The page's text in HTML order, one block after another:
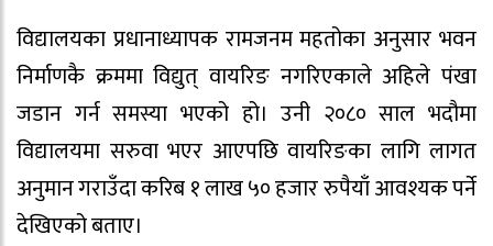
विद्यालयका प्रधानाध्यापक रामजनम महतोका अनुसार भवन
निर्माणकै क्रममा विद्युत् वायरिङ नगरिएकाले अहिले पंखा
जडान गर्न समस्या भएको हो। उनी २०८० साल भदौमा
विद्यालयमा सरुवा भएर आएपछि वायरिङका लागि लागत
अनुमान गराउँदा करिब १ लाख ५० हजार रुपैयाँ आवश्यक पर्ने
देखिएको बताए।